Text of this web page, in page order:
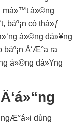
má»™t á»©ng
báº¡n có thá»ƒ
á»©ng dá»¥ng
báº¡n Ä‘Æ°a ra
á»©ng dá»¥ng
dùng